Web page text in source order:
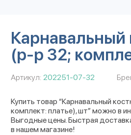
(р-р 32;
Артикул: 202251-07-32
Купить товар “Карнавальный
комплект: платье), шт” можно в
Выгодные цены. Быстрая
в нашем магазине!